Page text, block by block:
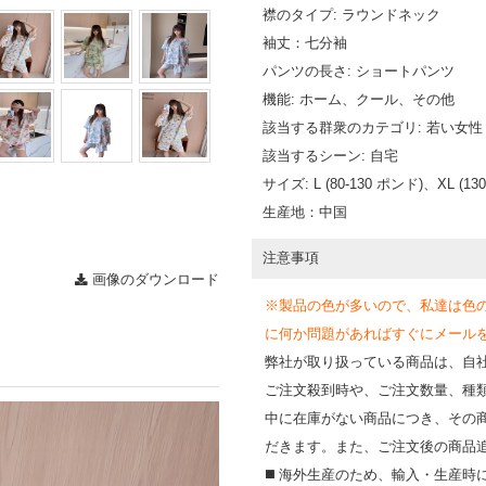
画像のダウンロード
襟のタイプ: ラウンドネック
袖丈：七分袖
パンツの長さ: ショートパンツ
機能: ホーム、クール、その他
該当する群衆のカテゴリ: 若い女性
該当するシーン: 自宅
サイズ: L (80-130 ポンド)、XL
生産地：中国
注意事項
※製品の色が多いので、私達は色
に何か問題があればすぐにメール
弊社が取り扱っている商品は、自
ご注文殺到時や、ご注文数量、種
中に在庫がない商品につき、その
だきます。また、ご注文後の商品
◼️ 海外⽣産のため、輸⼊・⽣産時